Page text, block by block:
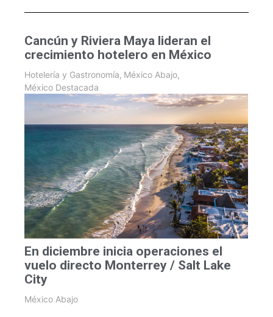
Cancún y Riviera Maya lideran el
crecimiento hotelero en México
Hotelería y Gastronomía, México Abajo,
México Destacada
En diciembre inicia operaciones el
vuelo directo Monterrey / Salt Lake
City
México Abajo